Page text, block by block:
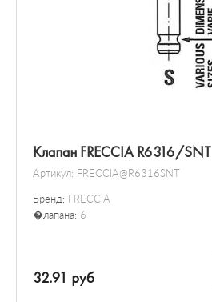
Клапан FRECCIA R6316/SNT
Артикул: FRECCIA@R6316SNT
Бренд: FRECCIA
�лапана: 6
32.91 руб